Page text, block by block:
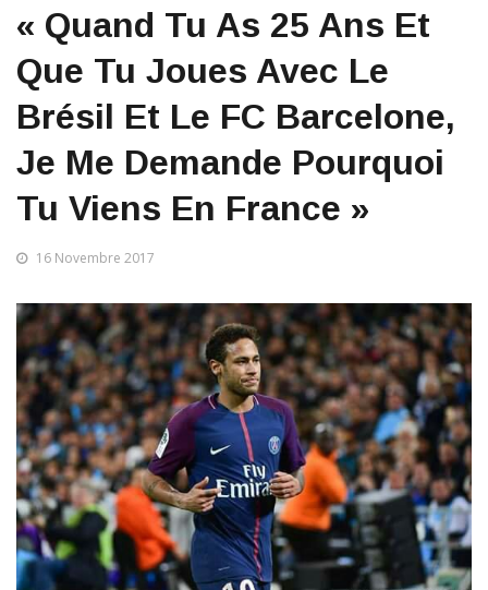
« Quand Tu As 25 Ans Et
Que Tu Joues Avec Le
Brésil Et Le FC Barcelone,
Je Me Demande Pourquoi
Tu Viens En France »
16 Novembre 2017